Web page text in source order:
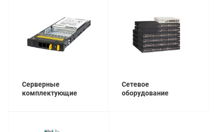
Серверные
комплектующие
Сетевое
оборудование